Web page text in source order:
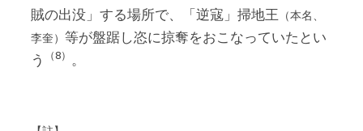
賊の出没」する場所で、「逆寇」掃地王 （本名、
李奎） 等が盤踞し恣に掠奪をおこなっていたとい
う
（8）